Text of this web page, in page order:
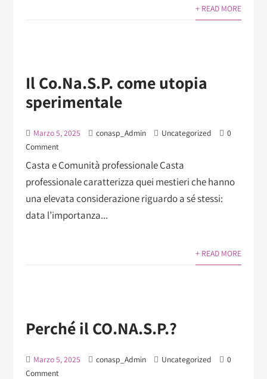
+ READ MORE
Il Co.Na.S.P. come utopia
sperimentale
Marzo 5, 2025 conasp_Admin Uncategorized
0
Comment
Casta e Comunità professionale Casta
professionale caratterizza quei mestieri che hanno
una elevata considerazione riguardo a sé stessi:
data l’importanza...
+ READ MORE
Perché il CO.NA.S.P.?
Marzo 5, 2025 conasp_Admin Uncategorized
0
Comment